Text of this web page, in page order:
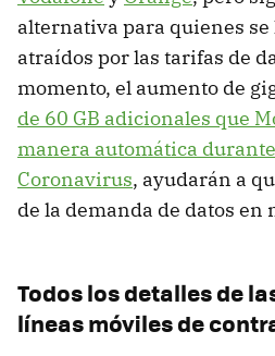
alternativa para quienes
atraídos por las tarifas de
momento, el aumento de
de 60 GB adicionales que
manera automática
Coronavirus, ayudarán a
de la demanda de datos en
Todos los detalles de
líneas móviles de